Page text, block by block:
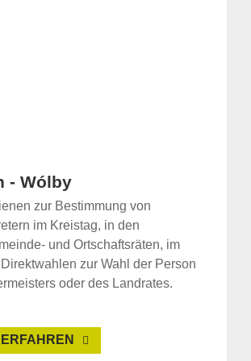
- Wólby
zur Bestimmung von
im Kreistag, in den
und Ortschaftsräten, im
zur Wahl der Person
oder des Landrates.